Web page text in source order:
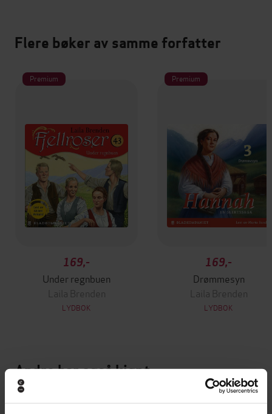
Flere bøker av samme forfatter
Premium
169,-
Under regnbuen
Laila Brenden
LYDBOK
Premium
169,-
Drømmesyn
Laila Brenden
LYDBOK
Andre har også kjøpt
Vinner av Rivertonprisen Premium